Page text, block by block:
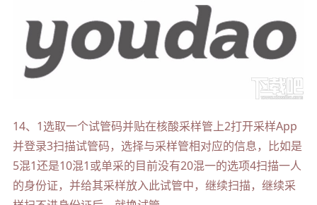
14、1选取一个试管码并贴在核酸采样管上2打开采样App
并登录3扫描试管码，选择与采样管相对应的信息，比如是
5混1还是10混1或单采的目前没有20混一的选项4扫描一人
的身份证，并给其采样放入此试管中，继续扫描，继续采